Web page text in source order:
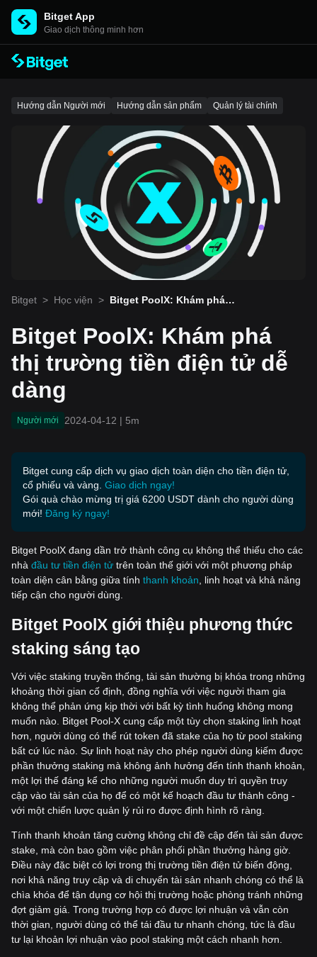
Bitget App
Giao dịch thông minh hơn
Hướng dẫn Người mới Hướng dẫn sản phẩm Quản lý tài chính
Bitget > Học viện > Bitget PoolX: Khám phá t
Bitget PoolX: Khám phá
thị trường tiền điện tử dễ
dàng
Người mới 2024-04-12 | 5m
Bitget cung cấp dịch vụ giao dịch toàn diện cho tiền điện tử,
cổ phiếu và vàng. Giao dịch ngay!
Gói quà chào mừng trị giá 6200 USDT dành cho người dùng
mới! Đăng ký ngay!
Bitget PoolX đang dần trở thành công cụ không thể thiếu cho các
nhà đầu tư tiền điện tử trên toàn thế giới với một phương pháp
toàn diện cân bằng giữa tính thanh khoản, linh hoạt và khả năng
tiếp cận cho người dùng.
Bitget PoolX giới thiệu phương thức
staking sáng tạo
Với việc staking truyền thống, tài sản thường bị khóa trong những
khoảng thời gian cố định, đồng nghĩa với việc người tham gia
không thể phản ứng kịp thời với bất kỳ tình huống không mong
muốn nào. Bitget Pool-X cung cấp một tùy chọn staking linh hoạt
hơn, người dùng có thể rút token đã stake của họ từ pool staking
bất cứ lúc nào. Sự linh hoạt này cho phép người dùng kiếm được
phần thưởng staking mà không ảnh hưởng đến tính thanh khoản,
một lợi thế đáng kể cho những người muốn duy trì quyền truy
cập vào tài sản của họ để có một kế hoạch đầu tư thành công -
với một chiến lược quản lý rủi ro được định hình rõ ràng.
Tính thanh khoản tăng cường không chỉ đề cập đến tài sản được
stake, mà còn bao gồm việc phân phối phần thưởng hàng giờ.
Điều này đặc biệt có lợi trong thị trường tiền điện tử biến động,
nơi khả năng truy cập và di chuyển tài sản nhanh chóng có thể là
chìa khóa để tận dụng cơ hội thị trường hoặc phòng tránh những
đợt giảm giá. Trong trường hợp có được lợi nhuận và vẫn còn
thời gian, người dùng có thể tái đầu tư nhanh chóng, tức là đầu
tư lại khoản lợi nhuận vào pool staking một cách nhanh hơn.